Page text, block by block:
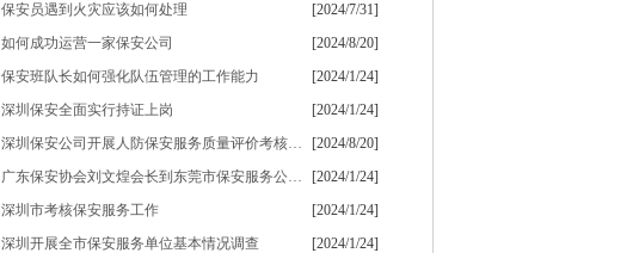
保安员遇到火灾应该如何处理
[2024/7/31]
如何成功运营一家保安公司
[2024/8/20]
保安班队长如何强化队伍管理的工作能力
[2024/1/24]
深圳保安全面实行持证上岗
[2024/1/24]
深圳保安公司开展人防保安服务质量评价考核工作
[2024/8/20]
广东保安协会刘文煌会长到东莞市保安服务公司调研
[2024/1/24]
深圳市考核保安服务工作
[2024/1/24]
深圳开展全市保安服务单位基本情况调查
[2024/1/24]